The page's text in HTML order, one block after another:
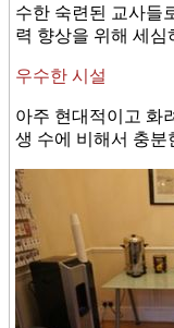
수한 숙련된 교사들
력 향상을 위해 세
우수한 시설
아주 현대적이고 화
생 수에 비해서 충분